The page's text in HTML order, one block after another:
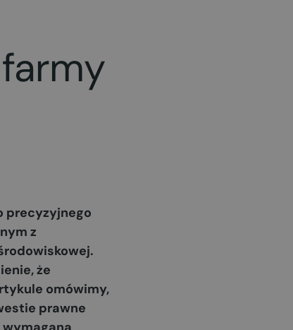
precyzyjnego
z
że
omówimy,
prawne